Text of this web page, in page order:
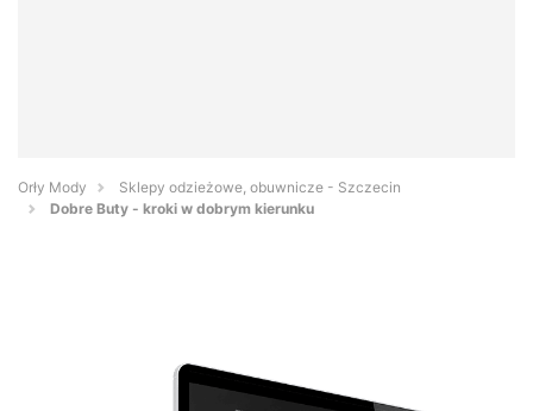
Orły Mody
Sklepy odzieżowe, obuwnicze - Szczecin
Dobre Buty - kroki w dobrym kierunku